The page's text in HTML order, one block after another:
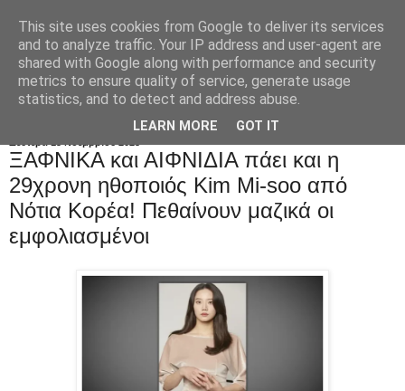
ΞΑΦΝΙΚΑ και ΑΙΦΝΙΔΙΑ πάει και η
29χρονη ηθοποιός Kim Mi-soo από
Νότια Κορέα! Πεθαίνουν μαζικά οι
εμφολιασμένοι
This site uses cookies from Google to deliver its services
and to analyze traffic. Your IP address and user-agent are
shared with Google along with performance and security
metrics to ensure quality of service, generate usage
statistics, and to detect and address abuse.
LEARN MORE GOT IT